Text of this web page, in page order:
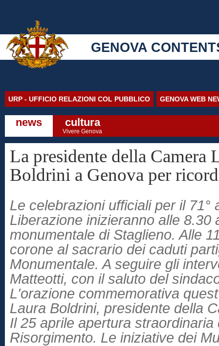
GENOVA
URP - UFFICIO RELAZIONI COL PUBBLICO GENOVA WEB
news cultura
Vivere Genova
La presidente della Camera
Boldrini a Genova per
Le celebrazioni ufficiali per il 71°
Liberazione inizieranno alle 8.30
monumentale di Staglieno. Alle
corone al sacrario dei caduti
Monumentale. A seguire gli
Matteotti, con il saluto del
L'orazione commemorativa
Laura Boldrini, presidente della
Il 25 aprile apertura straordinaria
Risorgimento. Le iniziative dei